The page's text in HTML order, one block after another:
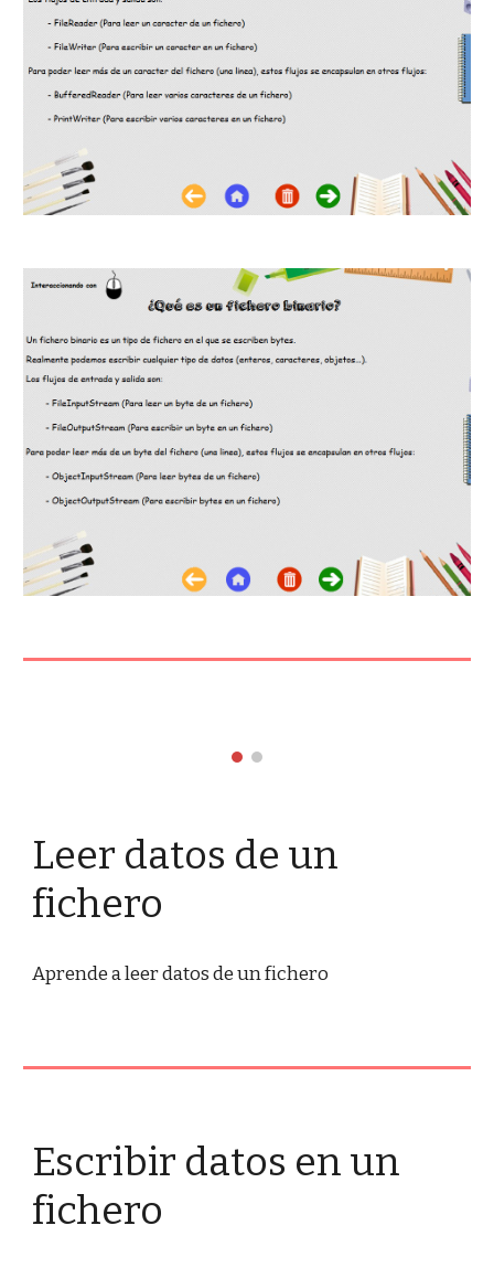
Leer datos de un
fichero
Aprende a leer datos de un fichero
Escribir datos en un
fichero